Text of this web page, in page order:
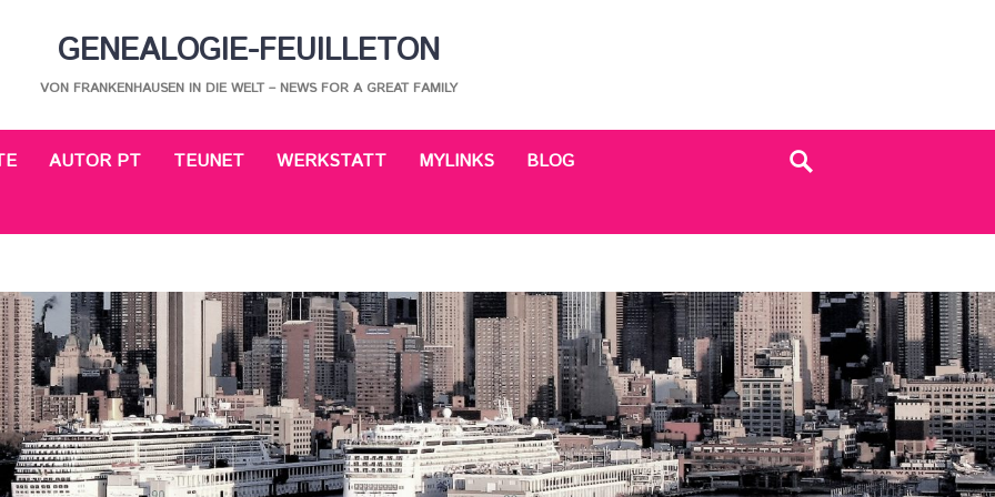
GENEALOGIE-FEUILLETON
VON FRANKENHAUSEN IN DIE WELT – NEWS FOR A GREAT FAMILY
AUTOR PT TEUNET WERKSTATT MYLINKS
BLOG